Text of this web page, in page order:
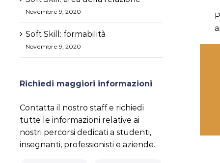
Novembre 9, 2020
Soft Skill: formabilità
Novembre 9, 2020
Richiedi maggiori informazioni
Contatta il nostro staff e richiedi
tutte le informazioni relative ai
nostri percorsi dedicati a studenti,
insegnanti, professionisti e aziende.